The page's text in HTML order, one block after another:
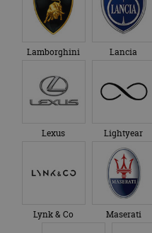
Lamborghini Lancia
Lexus Lightyear
Lynk & Co Maserati